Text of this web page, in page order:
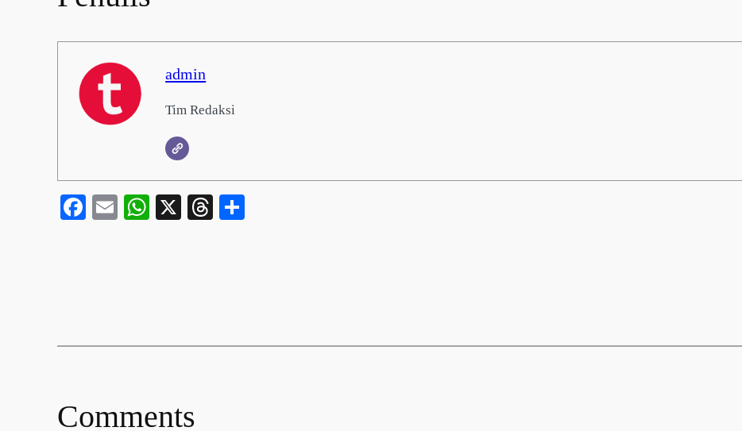
admin
Tim Redaksi
Facebook
EmailWhatsApp
X Threads
Comments